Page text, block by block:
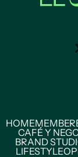
HOMEMEMBER
CAFÉ Y
BRAND
LIFESTYLE